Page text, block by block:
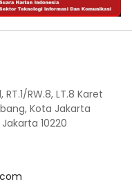
RW.8, LT.8 Karet
Kota Jakarta
10220